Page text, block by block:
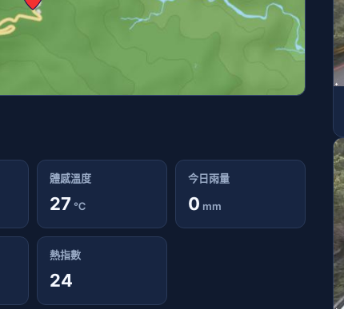
體感溫度
27 ℃
今日雨量
0 mm
熱指數
24